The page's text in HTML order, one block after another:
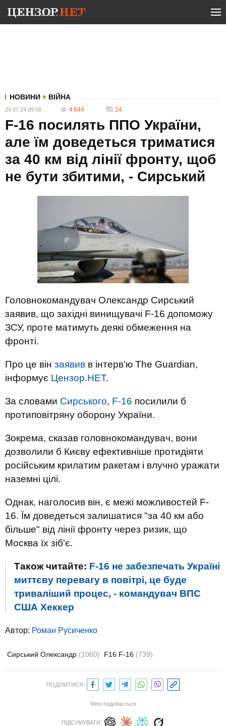
НОВИНИ ВІЙНА
24.07.24 09:58 4 844 24
F-16 посилять ППО України,
але їм доведеться триматися
за 40 км від лінії фронту, щоб
не бути збитими, - Сирський
Головнокомандувач Олександр Сирський
заявив, що західні винищувачі F-16 допоможу
ЗСУ, проте матимуть деякі обмеження на
фронті.
Про це він заявив в інтерв'ю The Guardian,
інформує Цензор.НЕТ.
За словами Сирського, F-16 посилили б
протиповітряну оборону України.
Зокрема, сказав головнокомандувач, вони
дозволили б Києву ефективніше протидіяти
російським крилатим ракетам і влучно уражати
наземні цілі.
Однак, наголосив він, є межі можливостей F-
16. Їм доведеться залишатися "за 40 км або
більше" від лінії фронту через ризик, що
Москва їх зіб'є.
Також читайте: F-16 не забезпечать Україні
миттєву перевагу в повітрі, це буде
триваліший процес, - командувач ВПС
США Хеккер
Автор: Роман Русиченко
Сирський Олександр (1060) F16 F-16 (739)
ПОДІЛИТИСЯ:
Мені подобається
ПІДСУМУВАТИ: